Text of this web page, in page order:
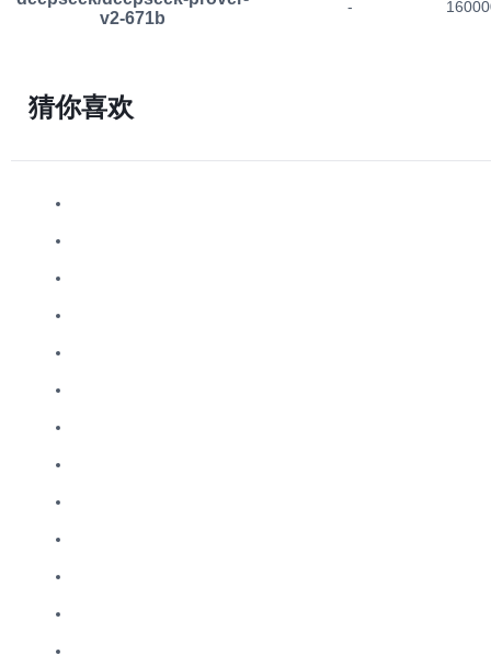
v2-671b
-
猜你喜欢